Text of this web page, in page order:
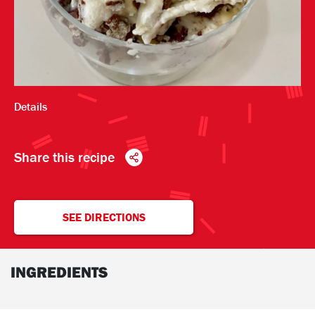
Details
Share this recipe
SEE DIRECTIONS
INGREDIENTS